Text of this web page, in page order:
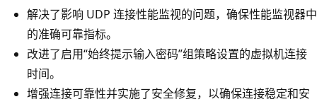
解决了影响 UDP 连接性能监视的问题，确保性能监视器中
的准确可靠指标。
改进了启用“始终提示输入密码”组策略设置的虚拟机连接
时间。
增强连接可靠性并实施了安全修复，以确保连接稳定和安